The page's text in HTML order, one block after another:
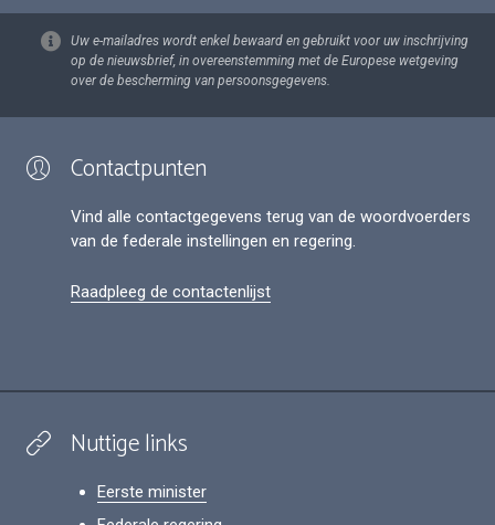
Uw e-mailadres wordt enkel bewaard en gebruikt voor uw inschrijving
op de nieuwsbrief, in overeenstemming met de Europese wetgeving
over de bescherming van persoonsgegevens.
Contactpunten
Vind alle contactgegevens terug van de woordvoerders
van de federale instellingen en regering.
Raadpleeg de contactenlijst
Nuttige links
Eerste minister